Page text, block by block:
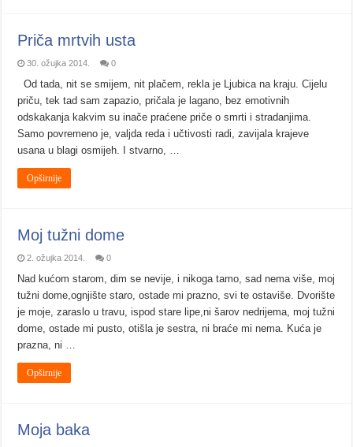
Priča mrtvih usta
30. ožujka 2014. 0
Od tada, nit se smijem, nit plačem, rekla je Ljubica na kraju. Cijelu
priču, tek tad sam zapazio, pričala je lagano, bez emotivnih
odskakanja kakvim su inače praćene priče o smrti i stradanjima.
Samo povremeno je, valjda reda i učtivosti radi, zavijala krajeve
usana u blagi osmijeh. I stvarno, …
Opširnije
Moj tužni dome
2. ožujka 2014. 0
Nad kućom starom, dim se nevije, i nikoga tamo, sad nema više, moj
tužni dome,ognjište staro, ostade mi prazno, svi te ostaviše. Dvorište
je moje, zaraslo u travu, ispod stare lipe,ni šarov nedrijema, moj tužni
dome, ostade mi pusto, otišla je sestra, ni braće mi nema. Kuća je
prazna, ni …
Opširnije
Moja baka